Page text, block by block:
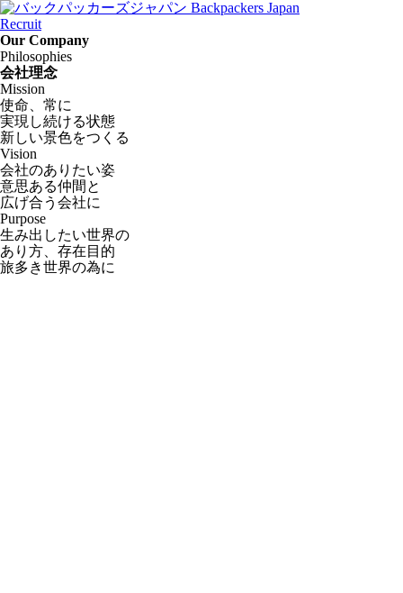
Recruit
Our Company
Philosophies
会社理念
Mission
使命、常に
実現し続ける状態
新しい景色をつくる
Vision
会社のありたい姿
意思ある仲間と
広げ合う会社に
Purpose
生み出したい世界の
あり方、存在目的
旅多き世界の為に